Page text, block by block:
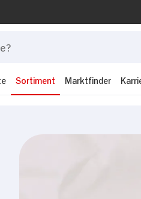
Sortiment Marktfinder